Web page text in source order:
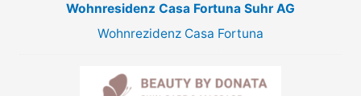
Wohnresidenz Casa Fortuna Suhr AG
Wohnrezidenz Casa Fortuna